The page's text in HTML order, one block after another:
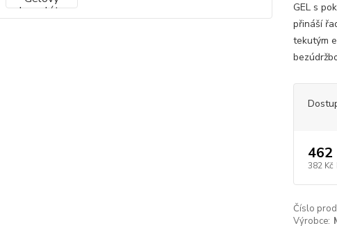
GEL s
přináší
tekutým
462
382 Kč
Číslo
Výrobce: